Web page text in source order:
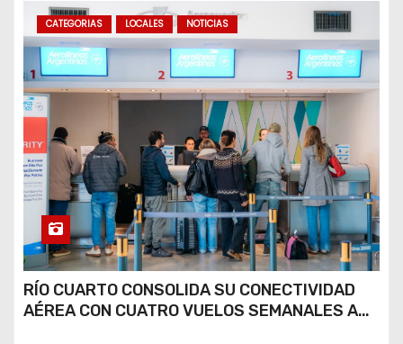
CATEGORIAS LOCALES NOTICIAS
RÍO CUARTO CONSOLIDA SU CONECTIVIDAD
AÉREA CON CUATRO VUELOS SEMANALES A